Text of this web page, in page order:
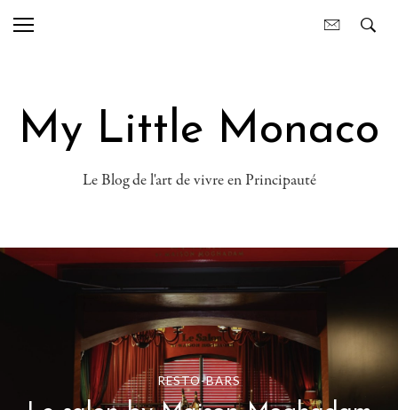
My Little Monaco
Le Blog de l'art de vivre en Principauté
MES COUPS DE , RESTO-BARS RESTO-BARS